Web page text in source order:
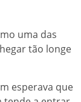
uma das
tão longe
esperava que